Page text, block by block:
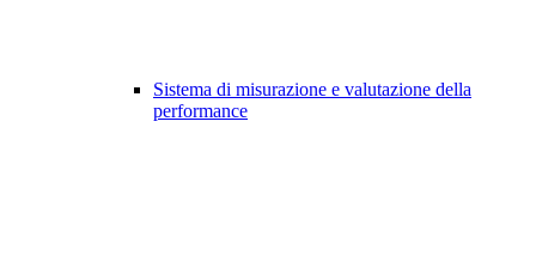
Sistema di misurazione e valutazione della
performance